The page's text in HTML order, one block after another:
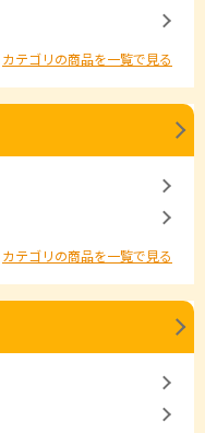
カテゴリの商品を一覧で見る
カテゴリの商品を一覧で見る